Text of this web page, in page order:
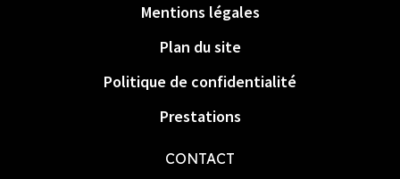
Mentions légales
Plan du site
Politique de confidentialité
Prestations
CONTACT